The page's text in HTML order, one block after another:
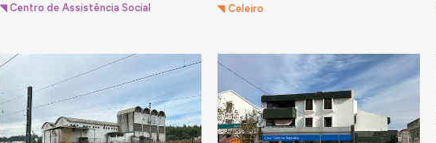
Centro de Assistência Social
Celeiro